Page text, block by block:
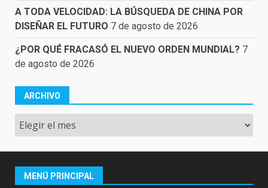
A TODA VELOCIDAD: LA BÚSQUEDA DE CHINA POR
DISEÑAR EL FUTURO 7 de agosto de 2026
¿POR QUÉ FRACASÓ EL NUEVO ORDEN MUNDIAL? 7
de agosto de 2026
ARCHIVO
Archivo
MENÚ PRINCIPAL